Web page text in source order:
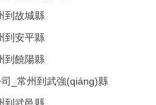
到故城縣
到安平縣
到饒陽縣
_常州到武強(qiáng)縣
到武邑縣